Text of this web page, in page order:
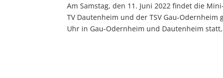
Am Samstag, den 11. Juni 2022 findet die
TV Dautenheim und der TSV Gau-
Uhr in Gau-Odernheim und Dautenheim